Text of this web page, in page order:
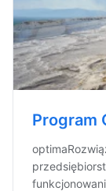
Program